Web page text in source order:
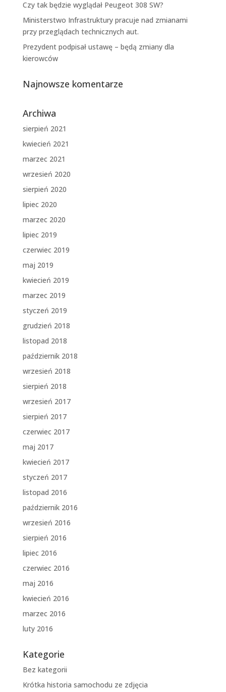
Czy tak będzie wyglądał Peugeot 308 SW?
Ministerstwo Infrastruktury pracuje nad zmianami
przy przeglądach technicznych aut.
Prezydent podpisał ustawę – będą zmiany dla
kierowców
Najnowsze komentarze
Archiwa
sierpień 2021
kwiecień 2021
marzec 2021
wrzesień 2020
sierpień 2020
lipiec 2020
marzec 2020
lipiec 2019
czerwiec 2019
maj 2019
kwiecień 2019
marzec 2019
styczeń 2019
grudzień 2018
listopad 2018
październik 2018
wrzesień 2018
sierpień 2018
wrzesień 2017
sierpień 2017
czerwiec 2017
maj 2017
kwiecień 2017
styczeń 2017
listopad 2016
październik 2016
wrzesień 2016
sierpień 2016
lipiec 2016
czerwiec 2016
maj 2016
kwiecień 2016
marzec 2016
luty 2016
Kategorie
Bez kategorii
Krótka historia samochodu ze zdjęcia